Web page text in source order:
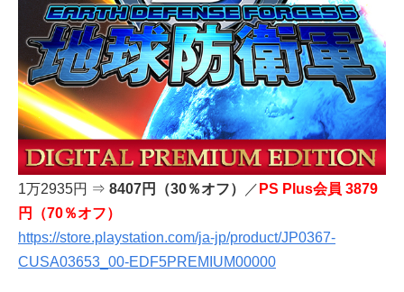
1万2935円 ⇒ 8407円（30％オフ） ／ PS Plus会員 3879
円（70％オフ）
https://store.playstation.com/ja-jp/product/JP0367-
CUSA03653_00-EDF5PREMIUM00000